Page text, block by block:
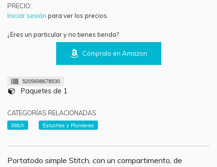
PRECIO:
Iniciar sesión para ver los precios.
¿Eres un particular y no tienes tienda?
Cómpralo en Amazon
5205698678530
Paquetes de 1
CATEGORÍAS RELACIONADAS
Stitch
Estuches y Plumieres
Portatodo simple Stitch, con un compartimento, de